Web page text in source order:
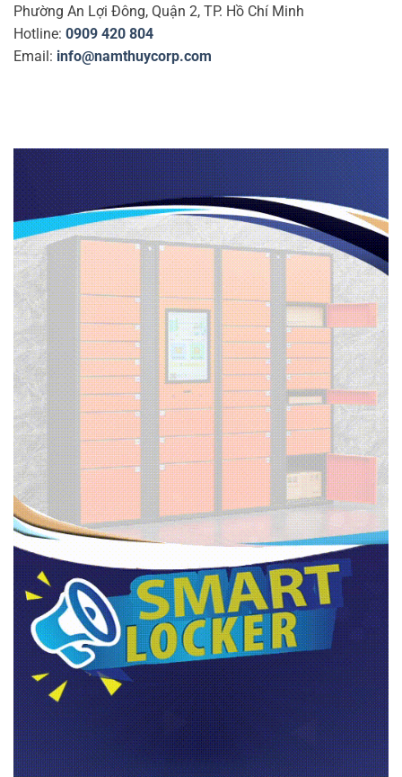
Phường An Lợi Đông, Quận 2, TP. Hồ Chí Minh
Hotline: 0909 420 804
Email: info@namthuycorp.com